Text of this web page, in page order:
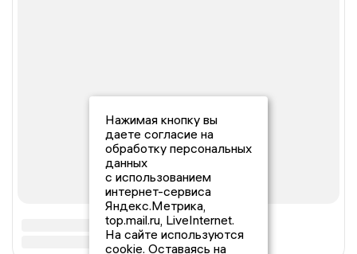
Нажимая кнопку вы
даете согласие на
обработку персональных
данных
с использованием
интернет-сервиса
Яндекс.Метрика,
top.mail.ru, LiveInternet.
На сайте используются
cookie. Оставаясь на